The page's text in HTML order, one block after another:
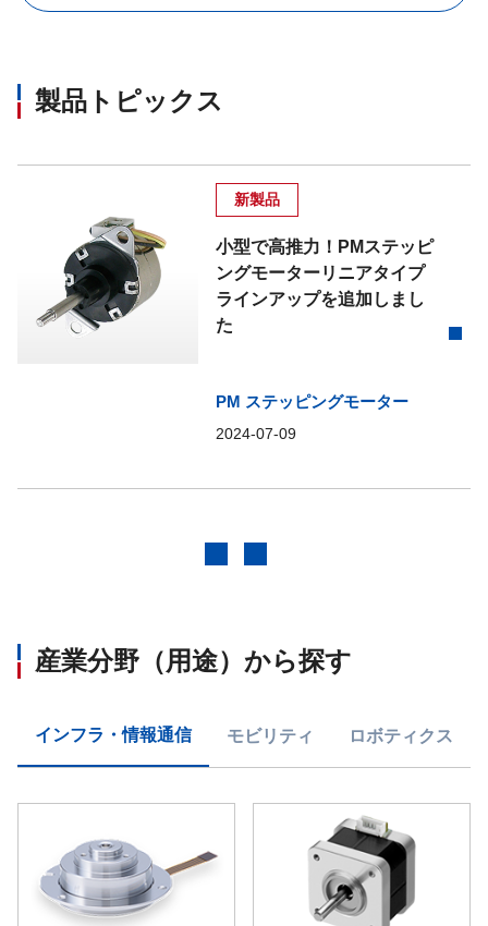
製品トピックス
新製品
小型で高推力！PMステッピ
ングモーターリニアタイプ
ラインアップを追加しまし
た
PM ステッピングモーター
2024-07-09
産業分野（用途）から探す
インフラ・情報通信 モビリティ ロボティクス